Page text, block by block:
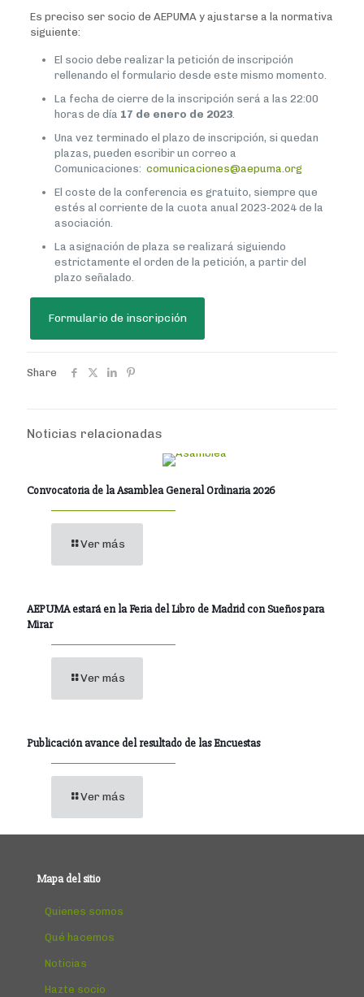
Es preciso ser socio de AEPUMA y ajustarse a la normativa
siguiente:
El socio debe realizar la petición de inscripción
rellenando el formulario desde este mismo momento.
La fecha de cierre de la inscripción será a las 22:00
horas de día 17 de enero de 2023.
Una vez terminado el plazo de inscripción, si quedan
plazas, pueden escribir un correo a
Comunicaciones: comunicaciones@aepuma.org
El coste de la conferencia es gratuito, siempre que
estés al corriente de la cuota anual 2023-2024 de la
asociación.
La asignación de plaza se realizará siguiendo
estrictamente el orden de la petición, a partir del
plazo señalado.
Formulario de inscripción
Share
Noticias relacionadas
Convocatoria de la Asamblea General Ordinaria 2026
Ver más
AEPUMA estará en la Feria del Libro de Madrid con Sueños para
Mirar
Ver más
Publicación avance del resultado de las Encuestas
Ver más
Mapa del sitio
Quienes somos
Qué hacemos
Noticias
Hazte socio